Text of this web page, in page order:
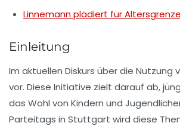
Linnemann plädiert für
Einleitung
Im aktuellen Diskurs über die Nutzung
vor. Diese Initiative zielt darauf ab,
das Wohl von Kindern und
Parteitags in Stuttgart wird diese